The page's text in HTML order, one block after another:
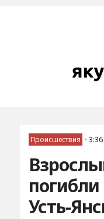
Происшествия •
Усть-